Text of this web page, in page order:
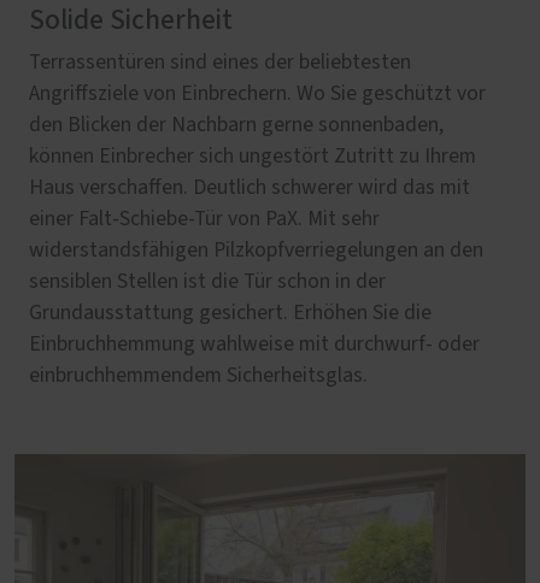
Solide Sicherheit
Terrassentüren sind eines der beliebtesten
Angriffsziele von Einbrechern. Wo Sie geschützt vor
den Blicken der Nachbarn gerne sonnenbaden,
können Einbrecher sich ungestört Zutritt zu Ihrem
Haus verschaffen. Deutlich schwerer wird das mit
einer Falt-Schiebe-Tür von PaX. Mit sehr
widerstandsfähigen Pilzkopfverriegelungen an den
sensiblen Stellen ist die Tür schon in der
Grundausstattung gesichert. Erhöhen Sie die
Einbruchhemmung wahlweise mit durchwurf- oder
einbruchhemmendem Sicherheitsglas.